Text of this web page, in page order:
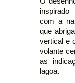
com a
que
vertical e
volante
as
lagoa.